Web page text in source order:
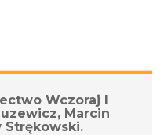
Wczoraj I
Marcin
Strękowski.